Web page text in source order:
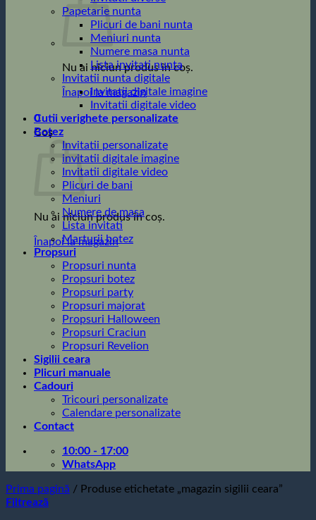
Nu ai niciun produs în coș.
Înapoi la magazin
0
Coș
Nu ai niciun produs în coș.
Înapoi la magazin
Papetarie nunta
Plicuri de bani nunta
Meniuri nunta
Numere masa nunta
Lista invitati nunta
Invitatii nunta digitale
Invitatii digitale imagine
Invitatii digitale video
Cutii verighete personalizate
Botez
Invitatii personalizate
invitatii digitale imagine
Invitatii digitale video
Plicuri de bani
Meniuri
Numere de masa
Lista invitati
Marturii botez
Propsuri
Propsuri nunta
Propsuri botez
Propsuri party
Propsuri majorat
Propsuri Halloween
Propsuri Craciun
Propsuri Revelion
Sigilii ceara
Plicuri manuale
Cadouri
Tricouri personalizate
Calendare personalizate
Contact
10:00 - 17:00
WhatsApp
Prima pagină / Produse etichetate „magazin sigilii ceara”
Filtrează